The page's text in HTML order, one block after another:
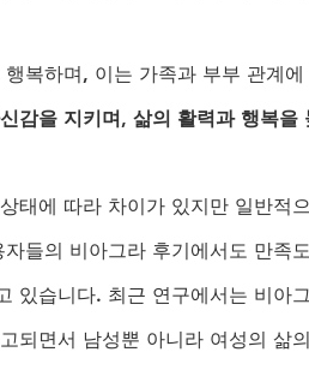
복하며, 이는 가족과 부부 관계
감을 지키며, 삶의 활력과 행복
태에 따라 차이가 있지만 일반적
들의 비아그라 후기에서도 만족
있습니다. 최근 연구에서는 비아
되면서 남성뿐 아니라 여성의 삶